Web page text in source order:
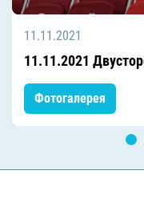
11.11.2021
11.11.2021
Фотогалерея